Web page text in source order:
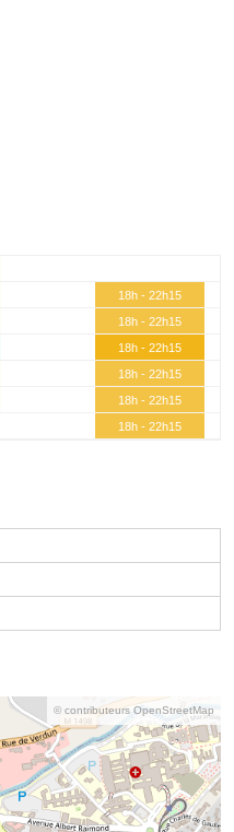
18h - 22h15
18h - 22h15
18h - 22h15
18h - 22h15
18h - 22h15
18h - 22h15
© contributeurs OpenStreetMap